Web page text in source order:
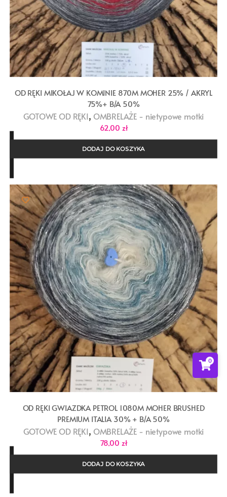
OD RĘKI MIKOŁAJ W KOMINIE 870M MOHER 25% / AKRYL
75%+ B/A 50%
GOTOWE OD RĘKI, OMBRELAŻE - nietypowe motki
62,00 zł
DODAJ DO KOSZYKA
OD RĘKI GWIAZDKA PETROL 1080M MOHER BRUSHED
PREMIUM ITALIA 30% + B/A 50%
GOTOWE OD RĘKI, OMBRELAŻE - nietypowe motki
78,00 zł
DODAJ DO KOSZYKA
0